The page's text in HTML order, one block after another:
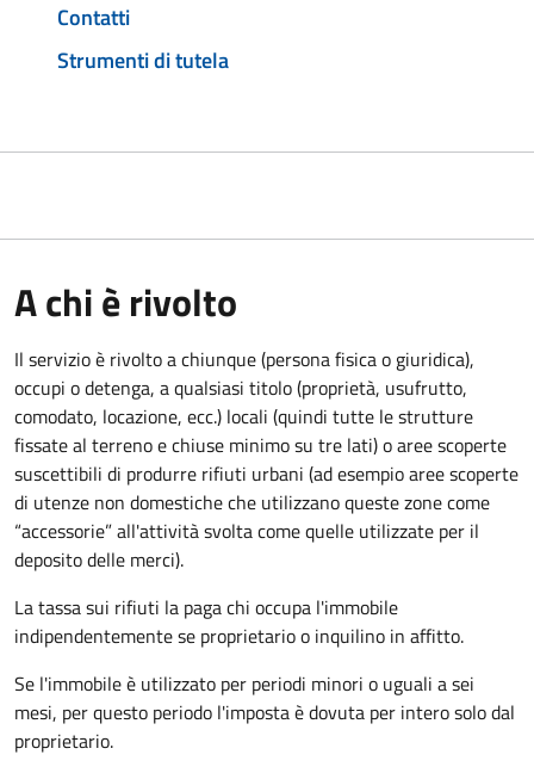
Contatti
Strumenti di tutela
A chi è rivolto
Il servizio è rivolto a chiunque (persona fisica o giuridica),
occupi o detenga, a qualsiasi titolo (proprietà, usufrutto,
comodato, locazione, ecc.) locali (quindi tutte le strutture
fissate al terreno e chiuse minimo su tre lati) o aree scoperte
suscettibili di produrre rifiuti urbani (ad esempio aree scoperte
di utenze non domestiche che utilizzano queste zone come
“accessorie” all'attività svolta come quelle utilizzate per il
deposito delle merci).
La tassa sui rifiuti la paga chi occupa l'immobile
indipendentemente se proprietario o inquilino in affitto.
Se l'immobile è utilizzato per periodi minori o uguali a sei
mesi, per questo periodo l'imposta è dovuta per intero solo dal
proprietario.